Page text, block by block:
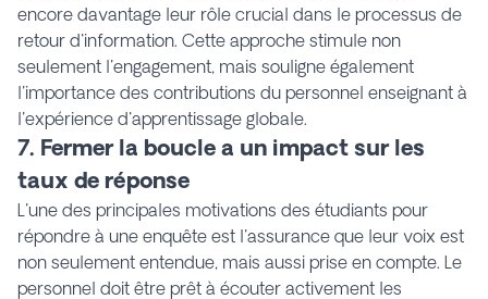
encore davantage leur rôle crucial dans le processus de
retour d'information. Cette approche stimule non
seulement l'engagement, mais souligne également
l'importance des contributions du personnel enseignant à
l'expérience d'apprentissage globale.
7. Fermer la boucle a un impact sur les
taux de réponse
L'une des principales motivations des étudiants pour
répondre à une enquête est l'assurance que leur voix est
non seulement entendue, mais aussi prise en compte. Le
personnel doit être prêt à écouter activement les